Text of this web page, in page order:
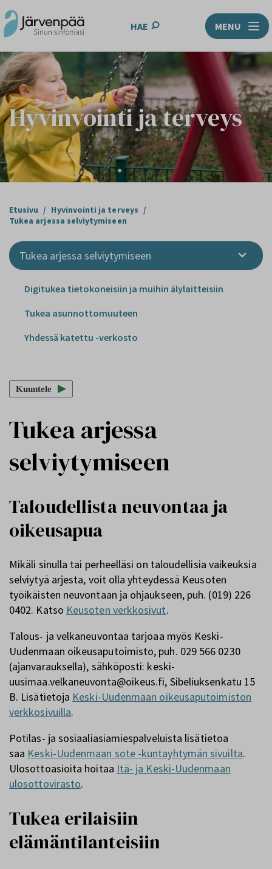
HAE MENU
Hyvinvointi ja terveys
Etusivu / Hyvinvointi ja terveys /
Tukea arjessa selviytymiseen
Tukea arjessa selviytymiseen
Digitukea tietokoneisiin ja muihin älylaitteisiin
Tukea asunnottomuuteen
Yhdessä katettu -verkosto
Kuuntele
Tukea arjessa
selviytymiseen
Taloudellista neuvontaa ja
oikeusapua
Mikäli sinulla tai perheelläsi on taloudellisia vaikeuksia
selviytyä arjesta, voit olla yhteydessä Keusoten
työikäisten neuvontaan ja ohjaukseen, puh. (019) 226
0402. Katso Keusoten verkkosivut.
Talous- ja velkaneuvontaa tarjoaa myös Keski-
Uudenmaan oikeusaputoimisto, puh. 029 566 0230
(ajanvarauksella), sähköposti: keski-
uusimaa.velkaneuvonta@oikeus.fi, Sibeliuksenkatu 15
B. Lisätietoja Keski-Uudenmaan oikeusaputoimiston
verkkosivuilla.
Potilas- ja sosiaaliasiamiespalveluista lisätietoa
saa Keski-Uudenmaan sote -kuntayhtymän sivuilta.
Ulosottoasioita hoitaa Itä- ja Keski-Uudenmaan
ulosottovirasto.
Tukea erilaisiin
elämäntilanteisiin